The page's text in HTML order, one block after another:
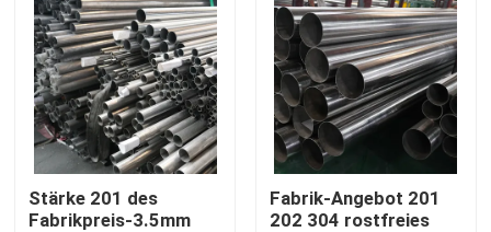
Edelstahlstreifen
Edelstahlblech-Platte
dekoratives Blatt des Edelstahls
Edelstahl gegen Gelbfärbung
Stärke 201 des
Fabrikpreis-3.5mm
Fabrik-Angebot 201
202 304 rostfreies